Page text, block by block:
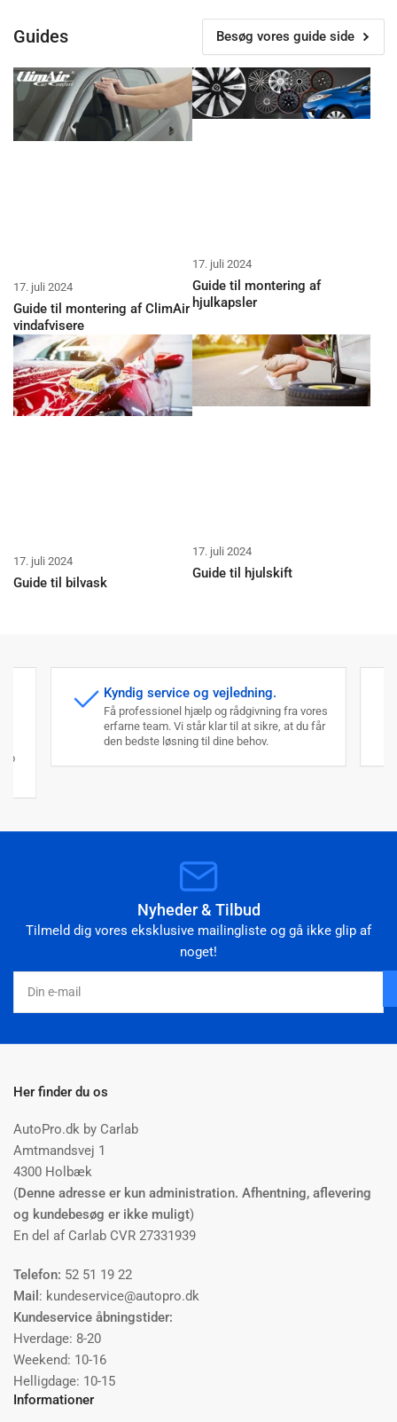
Guides Besøg vores guide side
17. juli 2024
Guide til montering af ClimAir
vindafvisere
17. juli 2024
Guide til montering af
hjulkapsler
17. juli 2024
Guide til bilvask
17. juli 2024
Guide til hjulskift
Kyndig service og vejledning.
Få professionel hjælp og rådgivning fra vores
erfarne team. Vi står klar til at sikre, at du får
den bedste løsning til dine behov.
Nyheder & Tilbud
Tilmeld dig vores eksklusive mailingliste og gå ikke glip af
noget!
mail
Her finder du os
AutoPro.dk by Carlab
Amtmandsvej 1
4300 Holbæk
(Denne adresse er kun administration. Afhentning, aflevering
og kundebesøg er ikke muligt)
En del af Carlab CVR 27331939
Telefon: 52 51 19 22
Mail : kundeservice@autopro.dk
Kundeservice åbningstider:
Hverdage: 8-20
Weekend: 10-16
Helligdage: 10-15
Informationer